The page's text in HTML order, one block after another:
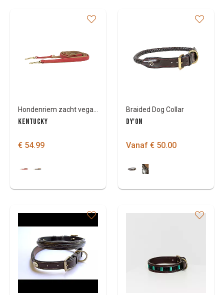
KENTUCKY
€ 54.99
Braided Dog Collar
DY'ON
Vanaf € 50.00